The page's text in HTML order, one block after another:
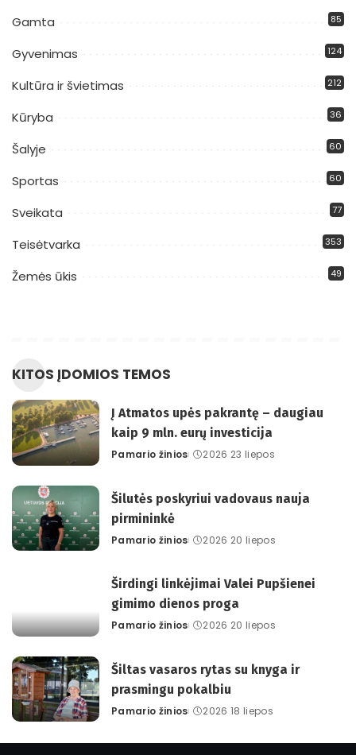
Gamta 85
Gyvenimas 124
Kultūra ir švietimas 212
Kūryba 36
Šalyje 60
Sportas 60
Sveikata 77
Teisėtvarka 353
Žemės ūkis 49
KITOS ĮDOMIOS TEMOS
Į Atmatos upės pakrantę – daugiau
kaip 9 mln. eurų investicija
Posted
Pamario žinios 2026 23 liepos
Šilutės poskyriui vadovaus nauja
pirmininkė
Posted
Pamario žinios 2026 20 liepos
Širdingi linkėjimai Valei Pupšienei
gimimo dienos proga
Posted
Pamario žinios 2026 20 liepos
Šiltas vasaros rytas su knyga ir
prasmingu pokalbiu
Posted
Pamario žinios 2026 18 liepos